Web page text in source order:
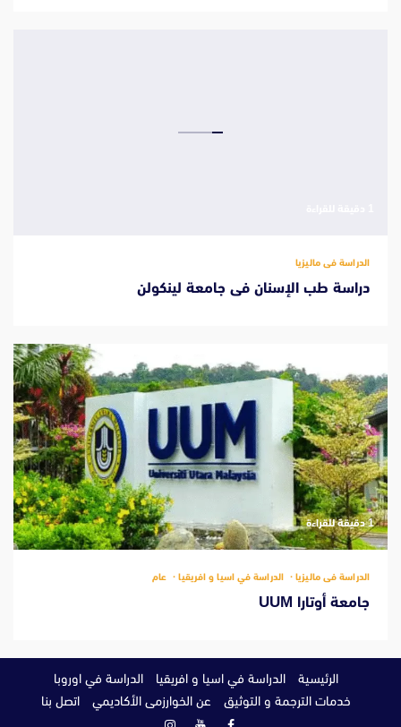
الدراسة فى ماليزيا
دراسة طب الإسنان فى جامعة لينكولن
‫1 دقيقة للقراءة
الدراسة فى ماليزيا الدراسة في اسيا و افريقيا عام
جامعة أوتارا UUM
الرئيسية الدراسة في اسيا و افريقيا
الدراسة في اوروبا
خدمات الترجمة و التوثيق
عن الخوارزمى الأكاديمي اتصل بنا